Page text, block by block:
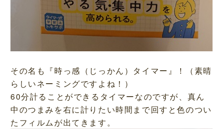
その名も『時っ感（じっかん）タイマー』！（素晴
らしいネーミングですよね！）
60分計ることができるタイマーなのですが、真ん
中のつまみを右に計りたい時間まで回すと色のつい
たフィルムが出てきます。